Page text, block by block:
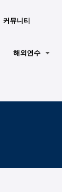
커뮤니티
해외연수